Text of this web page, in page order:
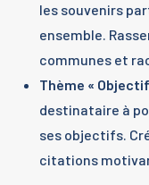
les souvenirs
ensemble.
communes et
Thème «
destinataire à
ses objectifs.
citations